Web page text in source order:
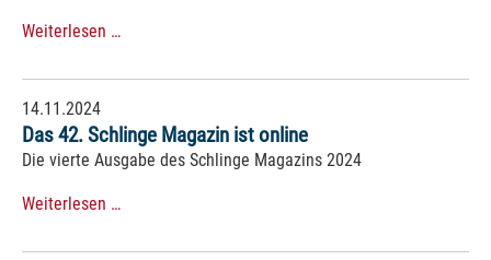
Weiterlesen …
14.11.2024
Das 42. Schlinge Magazin ist online
Die vierte Ausgabe des Schlinge Magazins 2024
Weiterlesen …